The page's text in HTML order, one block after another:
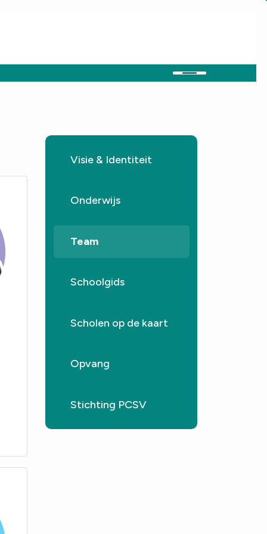
Visie & Identiteit
Onderwijs
Team
Schoolgids
Scholen op de kaart
Opvang
Stichting PCSV